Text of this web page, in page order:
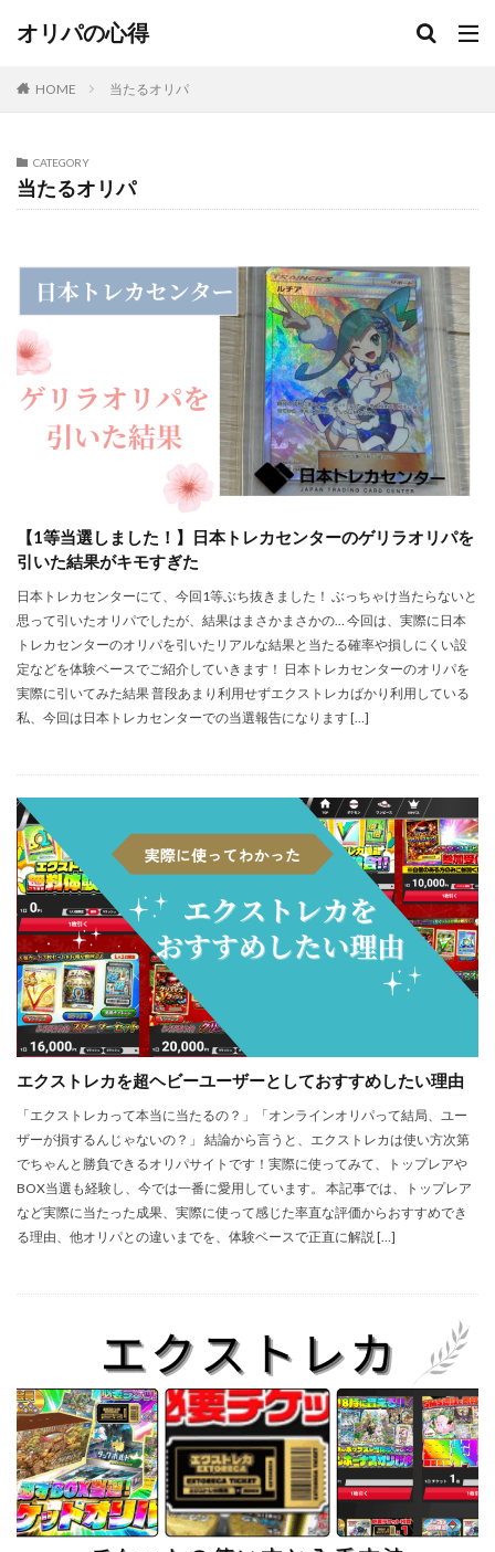
オリパの心得
HOME 当たるオリパ
CATEGORY
当たるオリパ
【1等当選しました！】日本トレカセンターのゲリラオリパを
引いた結果がキモすぎた
日本トレカセンターにて、今回1等ぶち抜きました！ ぶっちゃけ当たらないと
思って引いたオリパでしたが、結果はまさかまさかの… 今回は、実際に日本
トレカセンターのオリパを引いたリアルな結果と当たる確率や損しにくい設
定などを体験ベースでご紹介していきます！ 日本トレカセンターのオリパを
実際に引いてみた結果 普段あまり利用せずエクストレカばかり利用している
私、今回は日本トレカセンターでの当選報告になります […]
エクストレカを超ヘビーユーザーとしておすすめしたい理由
「エクストレカって本当に当たるの？」「オンラインオリパって結局、ユー
ザーが損するんじゃないの？」 結論から言うと、エクストレカは使い方次第
でちゃんと勝負できるオリパサイトです！実際に使ってみて、トップレアや
BOX当選も経験し、今では一番に愛用しています。 本記事では、トップレア
など実際に当たった成果、実際に使って感じた率直な評価からおすすめでき
る理由、他オリパとの違いまでを、体験ベースで正直に解説 […]